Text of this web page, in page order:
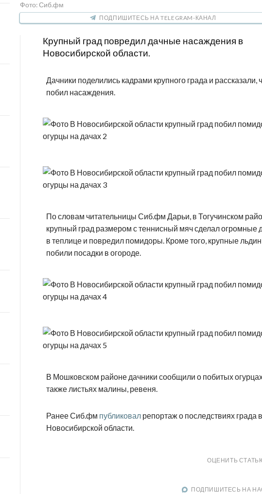
Фото: Сиб.фм
ПОДПИШИТЕСЬ НА TELEGRAM-КАНАЛ
Крупный град повредил дачные насаждения в
Новосибирской области.
Дачники поделились кадрами крупного града и рассказали,
побил насаждения.
По словам читательницы Сиб.фм Дарьи, в Тогучинском
крупный град размером с теннисный мяч сделал огромные
в теплице и повредил помидоры. Кроме того, крупные
побили посадки в огороде.
В Мошковском районе дачники сообщили о побитых
также листьях малины, ревеня.
Ранее Сиб.фм публиковал репортаж о последствиях града в
Новосибирской области.
ОЦЕНИТЬ
ПОДПИШИТЕСЬ НА